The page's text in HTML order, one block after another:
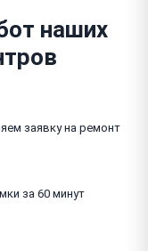
наших
заявку на ремонт
за 60 минут